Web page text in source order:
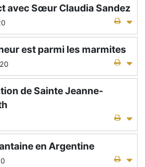
avec Sœur Claudia Sandez
est parmi les marmites
de Sainte Jeanne-
en Argentine